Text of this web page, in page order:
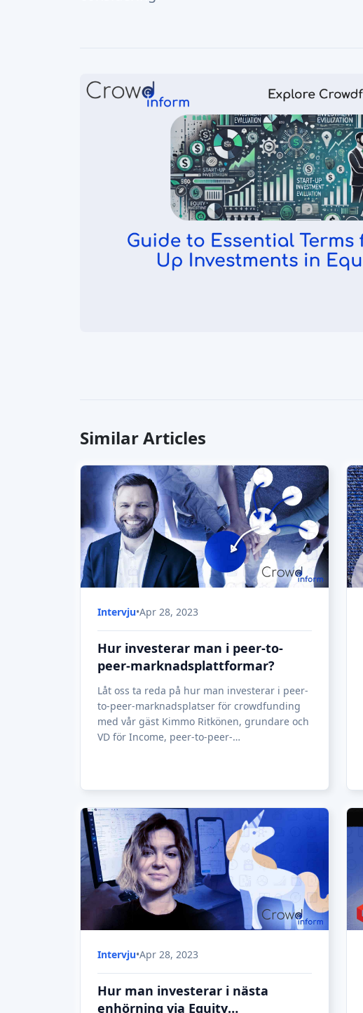
Intervju•Apr 28, 2023
Hur investerar man i peer-to-
peer-marknadsplattformar?
to-peer-marknadsplatser för crowdfunding
med vår gäst Kimmo Ritkönen, grundare och
VD för Income, peer-to-peer-
marknadsplattformen.
Intervju•Apr 28, 2023
Hur man investerar i nästa
enhörning via Equity
crowdfunding
Equity crowdfunding